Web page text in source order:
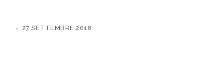
27 SETTEMBRE 2018